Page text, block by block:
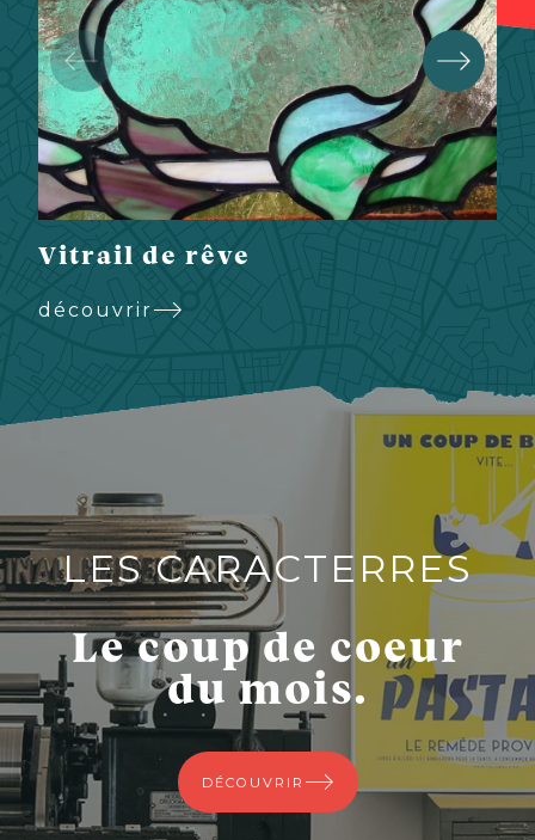
Vitrail de rêve
découvrir
LES CARACTERRES
Le coup de coeur
du mois.
DÉCOUVRIR